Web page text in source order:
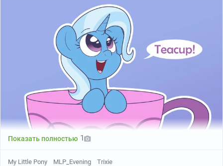
Показать полностью 1
My Little Pony MLP_Evening Trixie